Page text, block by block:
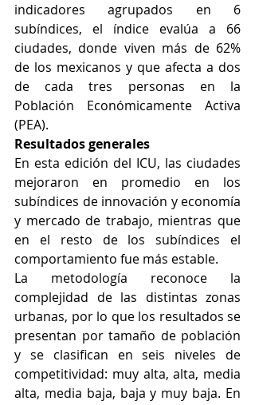
indicadores agrupados en 6
subíndices, el índice evalúa a 66
ciudades, donde viven más de 62%
de los mexicanos y que afecta a dos
de cada tres personas en la
Población Económicamente Activa
(PEA).
Resultados generales
En esta edición del ICU, las ciudades
mejoraron en promedio en los
subíndices de innovación y economía
y mercado de trabajo, mientras que
en el resto de los subíndices el
comportamiento fue más estable.
La metodología reconoce la
complejidad de las distintas zonas
urbanas, por lo que los resultados se
presentan por tamaño de población
y se clasifican en seis niveles de
competitividad: muy alta, alta, media
alta, media baja, baja y muy baja. En